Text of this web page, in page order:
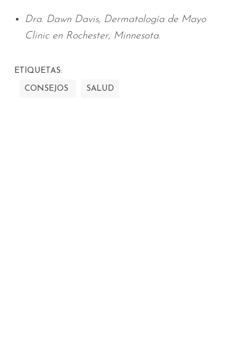
Dra. Dawn Davis, Dermatología de Mayo
Clinic en Rochester, Minnesota.
ETIQUETAS:
CONSEJOS SALUD